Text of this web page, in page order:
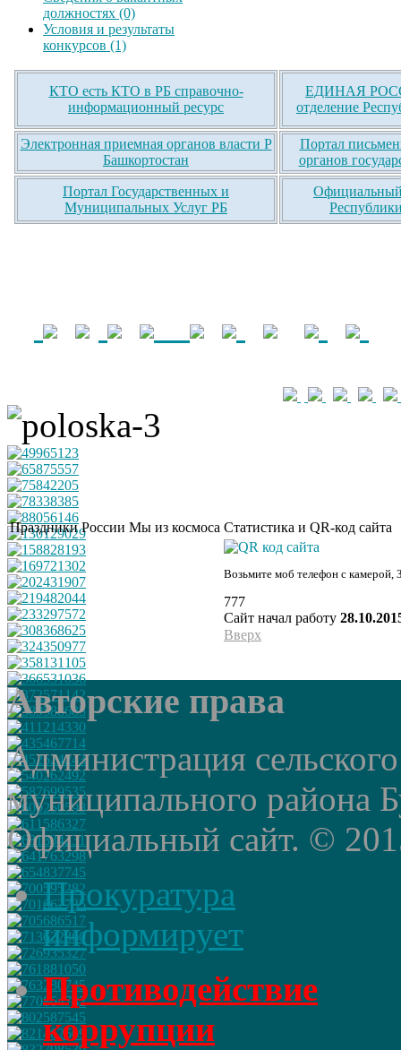
должностях (0)
Условия и результаты
конкурсов (1)
КТО есть КТО в РБ справочно-
информационный ресурс
ЕДИНАЯ
отделение
Электронная приемная органов власти Р
Башкортостан
Портал
органов
Портал Государственных и
Муниципальных Услуг РБ
Официальный
Праздники России Мы из космоса Статистика и QR-код сайта
Возьмите моб телефон с камерой,
777
Сайт начал работу
Вверх
Авторские права
Администрация
муниципального района
Официальный сайт. ©
Прокуратура
информирует
Противодействие
коррупции